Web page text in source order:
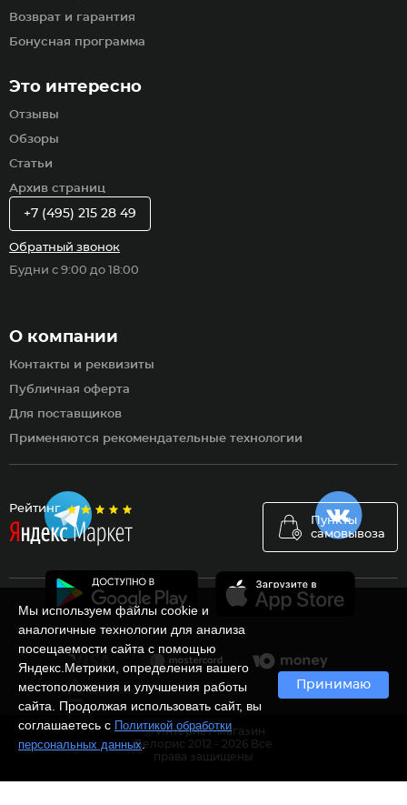
Рейтинг
Пункты
самовывоза
Возврат и гарантия
Бонусная программа
Это интересно
Отзывы
Обзоры
Статьи
Архив страниц
О компании
Контакты и реквизиты
Публичная оферта
Для поставщиков
Применяются рекомендательные технологии
+7 (495) 215 28 49
Обратный звонок
Будни с 9:00 до 18:00
Мы используем файлы cookie и
аналогичные технологии для анализа
посещаемости сайта с помощью
Яндекс.Метрики, определения вашего
местоположения и улучшения работы
сайта. Продолжая использовать сайт, вы
соглашаетесь с Политикой обработки
персональных данных.
Принимаю
Ⓒ Интернет-магазин
Белорис 2012 - 2026 Все
права защищены